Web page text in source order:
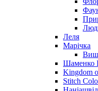
Леля
Марічка
Шаменко
Kingdom
Stitch